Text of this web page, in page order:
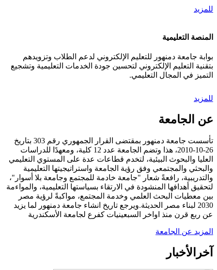
للمزيد
المنصة التعليمية
بوابة جامعة دمنهور للتعليم الإلكتروني لدعم الطلاب وتزويدهم
بتقنية التعليم الإلكتروني لتحسين جودة الخدمات التعليمية وتشجيع
التميز في المجال التعليمي.
للمزيد
عن الجامعة
تأسست جامعة دمنهور بمقتضى القرار الجمهوري رقم 303 بتاريخ
26-10-2010، هذا وتضم الجامعة عدد 12 كلية، ومعهدًا للدراسات
العليا والبحوث البيئية، لتخدم قطاعات عدة على المستوي التعليمي
والبحثي والمجتمعي وفق رؤية الجامعة واستراتيجيتها التعليمية
والتدريبية، رافعةً شعار "جامعة خادمة للمجتمع وجامعة بلا أسوار"،
لتحقيق أهدافها المنشودة في الارتقاء بسياستها التعليمية، والمواءمة
بين معطيات البحث العلمي وخدمة المجتمع، مواكبةً لرؤية مصر
2030 لبناء مصر الحديثة.ويرجع تاريخ انشاء جامعة دمنهور لما يزيد
عن ربع قرن منذ اواخر السبعينيات كفرع لجامعة الأسكندرية
المزيد عن الجامعة
آخر الأخبار